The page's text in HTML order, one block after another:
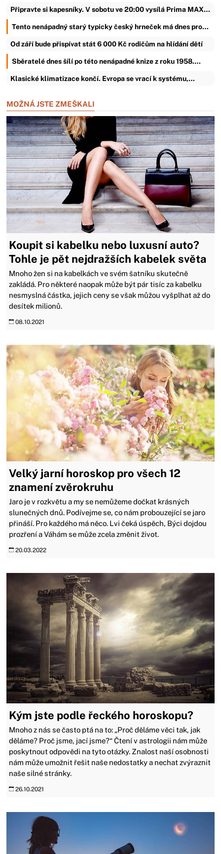
Připravte si kapesníky. V sobotu ve 20:00 vysílá Prima MAX…
Tento nenápadný starý typicky český hrneček má dnes pro…
Od září bude přispívat stát 6 000 Kč rodičům na hlídání dětí
Sběratelé dnes šílí po této nenápadné knize z roku 1958.…
Klasické klimatizace končí. Evropa se vrací k systému,…
MOŽNÁ JSTE ZMEŠKALI
Koupit si kabelku nebo luxusní auto?
Tohle je pět nejdražších kabelek světa
Mnoho žen si na kabelkách ve svém šatníku skutečně
zakládá. Pro některé naopak může být pár tisíc za kabelku
nesmyslná částka, jejich ceny se však můžou vyšplhat až do
desítek milionů.
08.10.2021
Velký jarní horoskop pro všech 12
znamení zvěrokruhu
Jaro je v rozkvětu a my se nemůžeme dočkat krásných
slunečných dnů. Podívejme se, co nám probouzející se jaro
přináší. Pro každého má něco. Lvi čeká úspěch, Býci dojdou
prozření a Váhám se může zcela změnit život.
20.03.2022
Kým jste podle řeckého horoskopu?
Mnoho z nás se často ptá na to: „Proč děláme věci tak, jak
děláme? Proč jsme, jací jsme?“ Čtení v astrologii nám může
poskytnout odpovědi na tyto otázky. Znalost naší osobnosti
nám může umožnit řešit naše nedostatky a nechat zvýraznit
naše silné stránky.
26.10.2021